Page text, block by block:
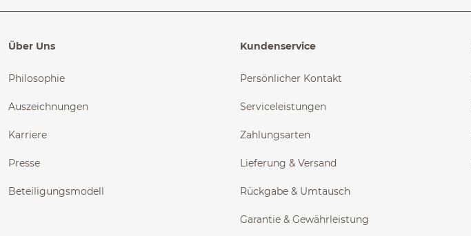
Über Uns
Philosophie
Auszeichnungen
Karriere
Presse
Beteiligungsmodell
Kundenservice
Persönlicher Kontakt
Serviceleistungen
Zahlungsarten
Lieferung & Versand
Rückgabe & Umtausch
Garantie & Gewährleistung